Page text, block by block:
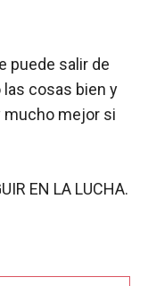
puede salir de
cosas bien y
mucho mejor si
EN LA LUCHA.